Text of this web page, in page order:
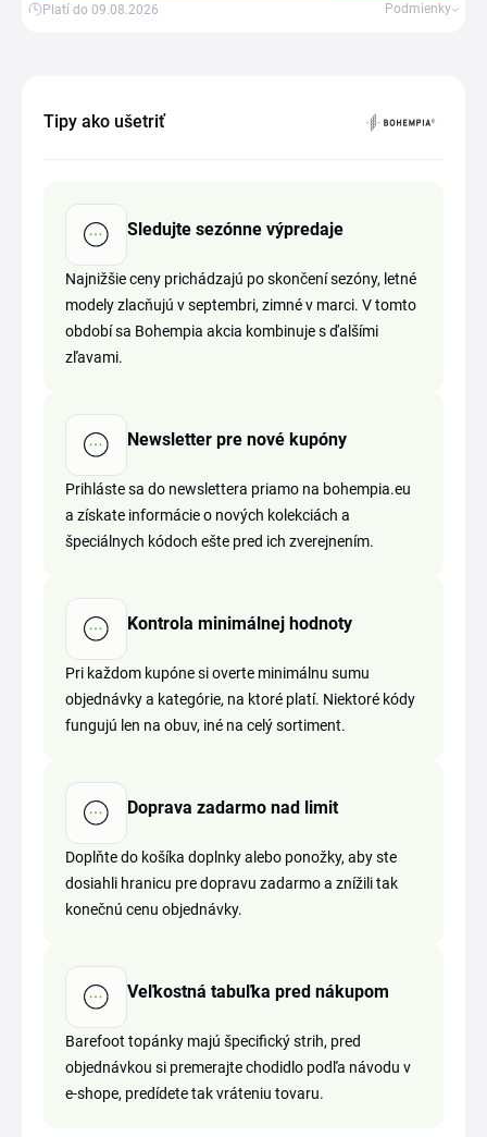
Platí do 09.08.2026 Podmienky
Tipy ako ušetriť
Sledujte sezónne výpredaje
Najnižšie ceny prichádzajú po skončení sezóny, letné
modely zlacňujú v septembri, zimné v marci. V tomto
období sa Bohempia akcia kombinuje s ďalšími
zľavami.
Newsletter pre nové kupóny
Prihláste sa do newslettera priamo na bohempia.eu
a získate informácie o nových kolekciách a
špeciálnych kódoch ešte pred ich zverejnením.
Kontrola minimálnej hodnoty
Pri každom kupóne si overte minimálnu sumu
objednávky a kategórie, na ktoré platí. Niektoré kódy
fungujú len na obuv, iné na celý sortiment.
Doprava zadarmo nad limit
Doplňte do košíka doplnky alebo ponožky, aby ste
dosiahli hranicu pre dopravu zadarmo a znížili tak
konečnú cenu objednávky.
Veľkostná tabuľka pred nákupom
Barefoot topánky majú špecifický strih, pred
objednávkou si premerajte chodidlo podľa návodu v
e-shope, predídete tak vráteniu tovaru.